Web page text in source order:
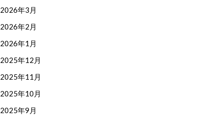
2026年3月
2026年2月
2026年1月
2025年12月
2025年11月
2025年10月
2025年9月